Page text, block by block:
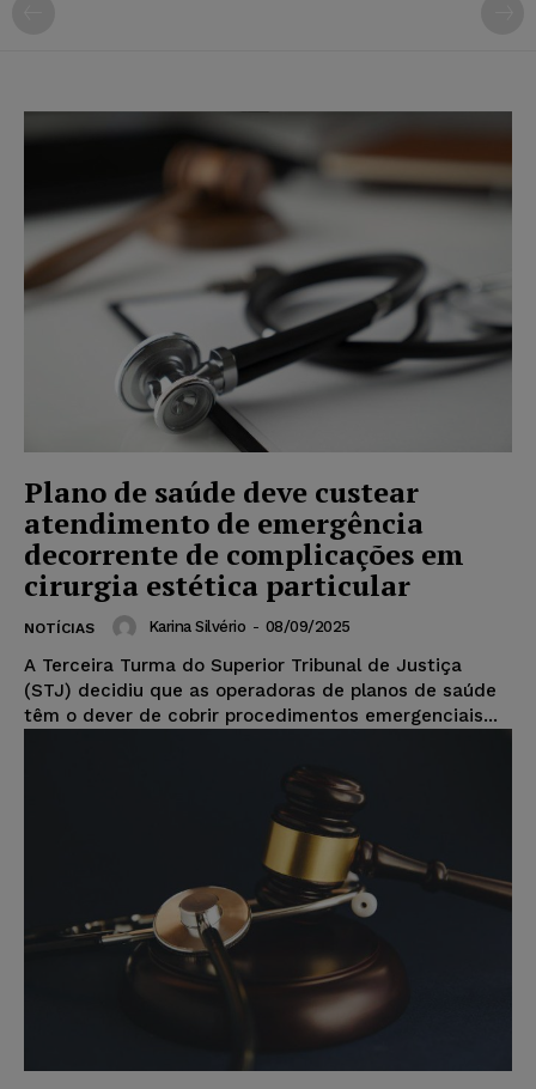
Plano de saúde deve custear
atendimento de emergência
decorrente de complicações em
cirurgia estética particular
NOTÍCIAS Karina Silvério - 08/09/2025
A Terceira Turma do Superior Tribunal de Justiça
(STJ) decidiu que as operadoras de planos de saúde
têm o dever de cobrir procedimentos emergenciais...